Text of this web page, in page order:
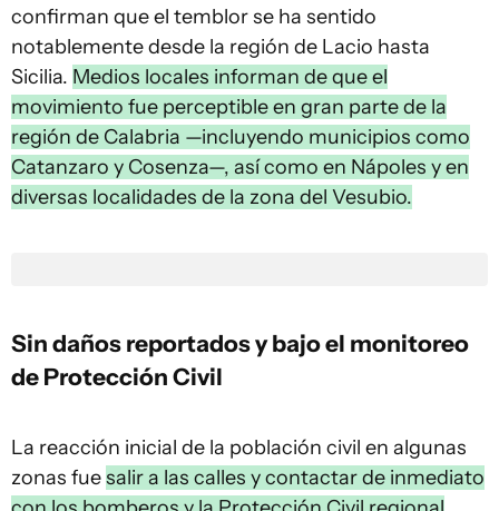
confirman que el temblor se ha sentido
notablemente desde la región de Lacio hasta
Sicilia. Medios locales informan de que el
movimiento fue perceptible en gran parte de la
región de Calabria —incluyendo municipios como
Catanzaro y Cosenza—, así como en Nápoles y en
diversas localidades de la zona del Vesubio.
Sin daños reportados y bajo el monitoreo
de Protección Civil
La reacción inicial de la población civil en algunas
zonas fuesalir a las calles y contactar de inmediato